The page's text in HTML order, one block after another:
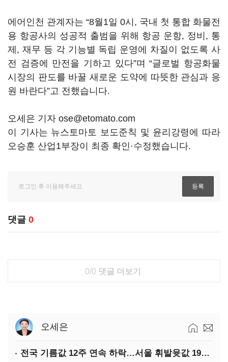
에어인천 관계자는 “8월1일 0시, 국내 첫 통합 화물전
용 항공사의 성공적 출범을 위해 항공 운항, 정비, 통
제, 재무 등 각 기능별 독립 운영에 차질이 없도록 사
전 검증에 만전을 기하고 있다”며 “글로벌 항공화물
시장의 판도를 바꿀 새로운 도약에 따뜻한 관심과 응
원 바란다”고 전했습니다.
오세은 기자 ose@etomato.com
이 기사는 뉴스토마토 보도준칙 및 윤리강령에 따라
오승훈 산업1부장이 최종 확인·수정했습니다.
댓글 0
0/0 댓글 더보기
오세은
전국 기름값 12주 연속 하락…서울 휘발윳값 1909원